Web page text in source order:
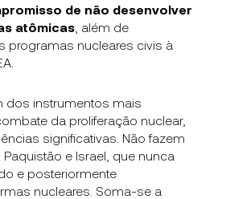
de não desenvolver
atômicas , além de
programas nucleares civis à
dos instrumentos mais
da proliferação nuclear,
significativas. Não fazem
Paquistão e Israel, que nunca
e posteriormente
nucleares. Soma-se a